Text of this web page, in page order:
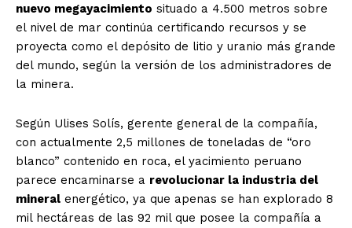
nuevo megayacimiento situado a 4.500 metros sobre
el nivel de mar continúa certificando recursos y se
proyecta como el depósito de litio y uranio más grande
del mundo, según la versión de los administradores de
la minera.
Según Ulises Solís, gerente general de la compañía,
con actualmente 2,5 millones de toneladas de “oro
blanco” contenido en roca, el yacimiento peruano
parece encaminarse a revolucionar la industria del
mineral energético, ya que apenas se han explorado 8
mil hectáreas de las 92 mil que posee la compañía a